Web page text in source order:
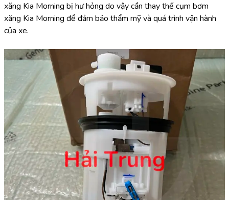
xăng Kia Morning bị hư hỏng do vậy cần thay thế cụm bơm
xăng Kia Morning để đảm bảo thẩm mỹ và quá trình vận hành
của xe.